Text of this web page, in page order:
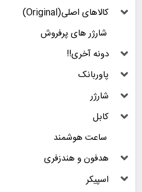
کالاهای اصلی(Original)
شارژر های پرفروش
دونه آخری!!
پاوربانک
شارژر
کابل
ساعت هوشمند
هدفون و هندزفری
اسپیکر